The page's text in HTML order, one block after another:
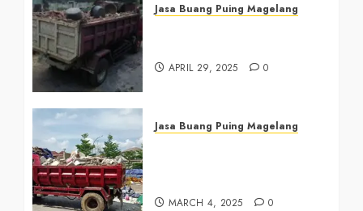
Jasa Buang Puing Magelang
APRIL 29, 2025 0
Jasa Buang Puing Magelang
MARCH 4, 2025 0